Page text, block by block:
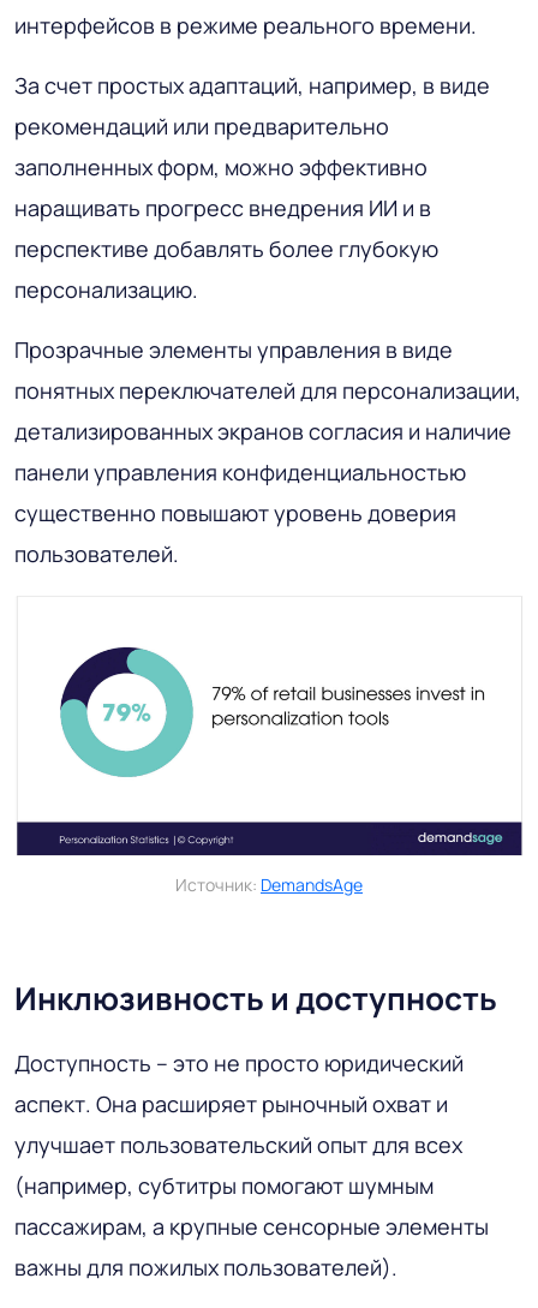
интерфейсов в режиме реального времени.
За счет простых адаптаций, например, в виде
рекомендаций или предварительно
заполненных форм, можно эффективно
наращивать прогресс внедрения ИИ и в
перспективе добавлять более глубокую
персонализацию.
Прозрачные элементы управления в виде
понятных переключателей для персонализации,
детализированных экранов согласия и наличие
панели управления конфиденциальностью
существенно повышают уровень доверия
пользователей.
Источник: DemandsAge
Инклюзивность и доступность
Доступность – это не просто юридический
аспект. Она расширяет рыночный охват и
улучшает пользовательский опыт для всех
(например, субтитры помогают шумным
пассажирам, а крупные сенсорные элементы
важны для пожилых пользователей).